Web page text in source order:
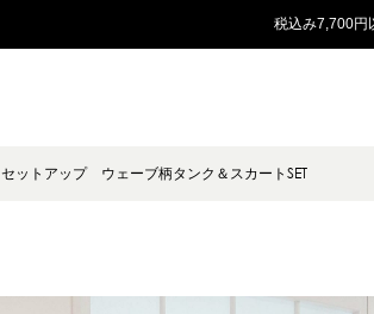
税込み7,700円
セットアップ ウェーブ柄タンク＆スカートSET